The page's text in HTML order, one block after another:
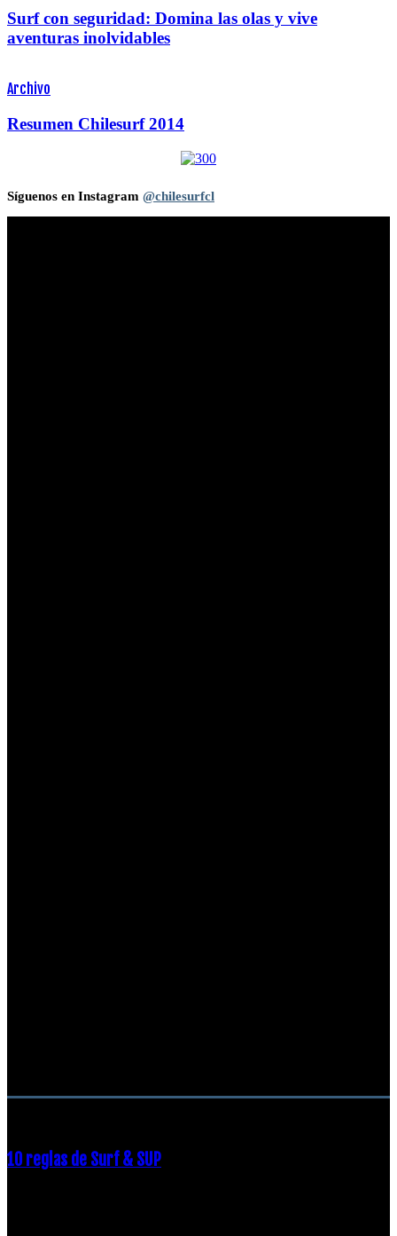
Surf con seguridad: Domina las olas y vive
aventuras inolvidables
Archivo
Resumen Chilesurf 2014
Síguenos en Instagram @chilesurfcl
10 reglas de Surf & SUP